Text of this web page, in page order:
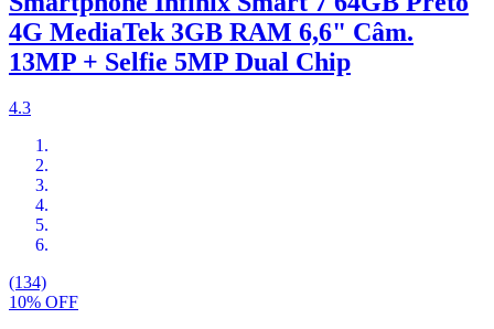
4G MediaTek 3GB RAM 6,6" Câm.
13MP + Selfie 5MP Dual Chip
4.3
(134)
10% OFF